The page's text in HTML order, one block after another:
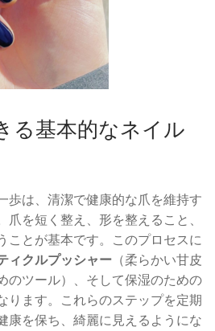
る基本的なネイル
歩は、清潔で健康的な爪を維持す
爪を短く整え、形を整えること、
ことが基本です。このプロセスに
ィクルプッシャー （柔らかい甘皮
のツール）、そして保湿のための
ります。これらのステップを定期
康を保ち、綺麗に見えるようにな